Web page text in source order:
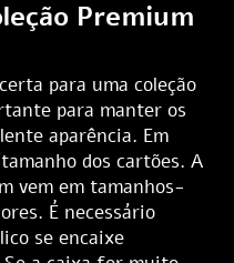
Premium
para uma coleção
para manter os
aparência. Em
dos cartões. A
vem em tamanhos-
É necessário
se encaixe